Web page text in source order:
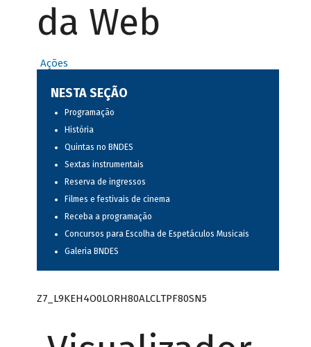
da Web
Ações
NESTA SEÇÃO
Programação
História
Quintas no BNDES
Sextas instrumentais
Reserva de ingressos
Filmes e festivais de cinema
Receba a programação
Concursos para Escolha de Espetáculos Musicais
Galeria BNDES
Z7_L9KEH4O0LORH80ALCLTPF80SN5